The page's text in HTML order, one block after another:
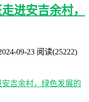
进安吉余村，
09-23 阅读(25222)